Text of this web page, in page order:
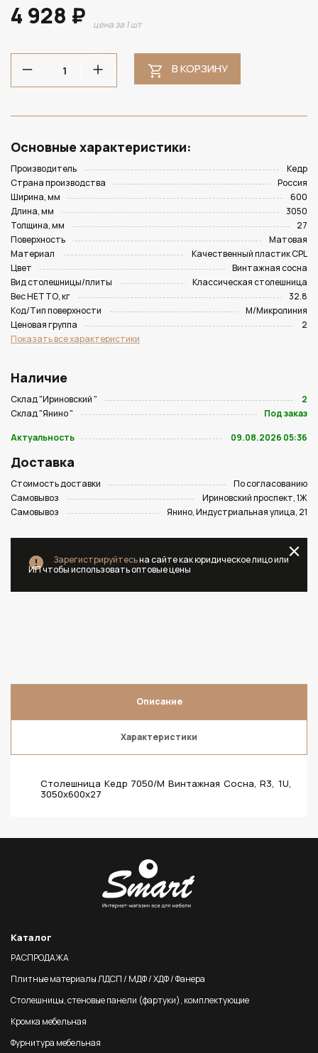
4 928 ₽ цена за 1 шт
В КОРЗИНУ
Основные характеристики:
Производитель
Кедр
Страна производства
Россия
Ширина, мм
600
Длина, мм
3050
Толщина, мм
27
Поверхность
Матовая
Материал
Качественный пластик CPL
Цвет
Винтажная сосна
Вид столешницы/плиты
Классическая столешница
Вес НЕТТО, кг
32.8
Код/Тип поверхности
M/Микролиния
Ценовая группа
2
Показать все характеристики
Наличие
Склад "Ириновский "
2
Склад "Янино "
Под заказ
Актуальность
09.08.2026 05:36
Доставка
Стоимость доставки
По согласованию
Самовывоз
Ириновский проспект, 1Ж
Самовывоз
Янино, Индустриальная улица, 21
Зарегистрируйтесьна сайте как юридическое лицо или
ИП чтобы использовать оптовые цены
Описание
Характеристики
Столешница Кедр 7050/M Винтажная Сосна, R3, 1U,
3050х600х27
Каталог
РАСПРОДАЖА
Плитные материалы ЛДСП / МДФ / ХДФ / Фанера
Столешницы, стеновые панели (фартуки), комплектующие
Кромка мебельная
Фурнитура мебельная